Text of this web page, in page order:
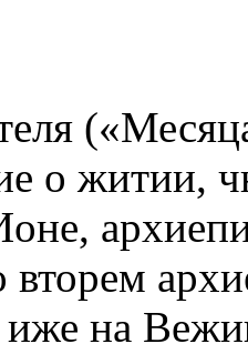
о житии,
вторем
на